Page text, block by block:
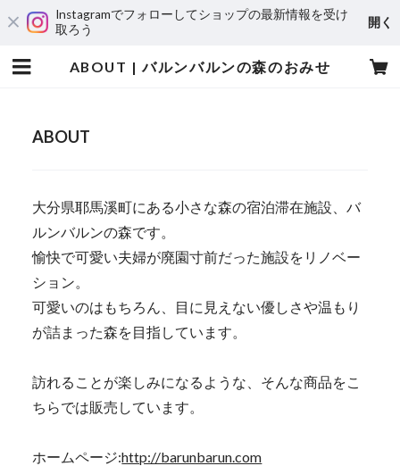
Instagramでフォローしてショップの最新情報を受け
取ろう
開く
ABOUT | バルンバルンの森のおみせ
ABOUT
大分県耶馬溪町にある小さな森の宿泊滞在施設、バ
ルンバルンの森です。
愉快で可愛い夫婦が廃園寸前だった施設をリノベー
ション。
可愛いのはもちろん、目に見えない優しさや温もり
が詰まった森を目指しています。
訪れることが楽しみになるような、そんな商品をこ
ちらでは販売しています。
ホームページ:http://barunbarun.com